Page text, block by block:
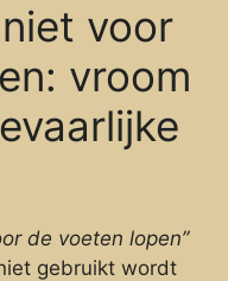
voor
vroom
de voeten lopen”
gebruikt wordt